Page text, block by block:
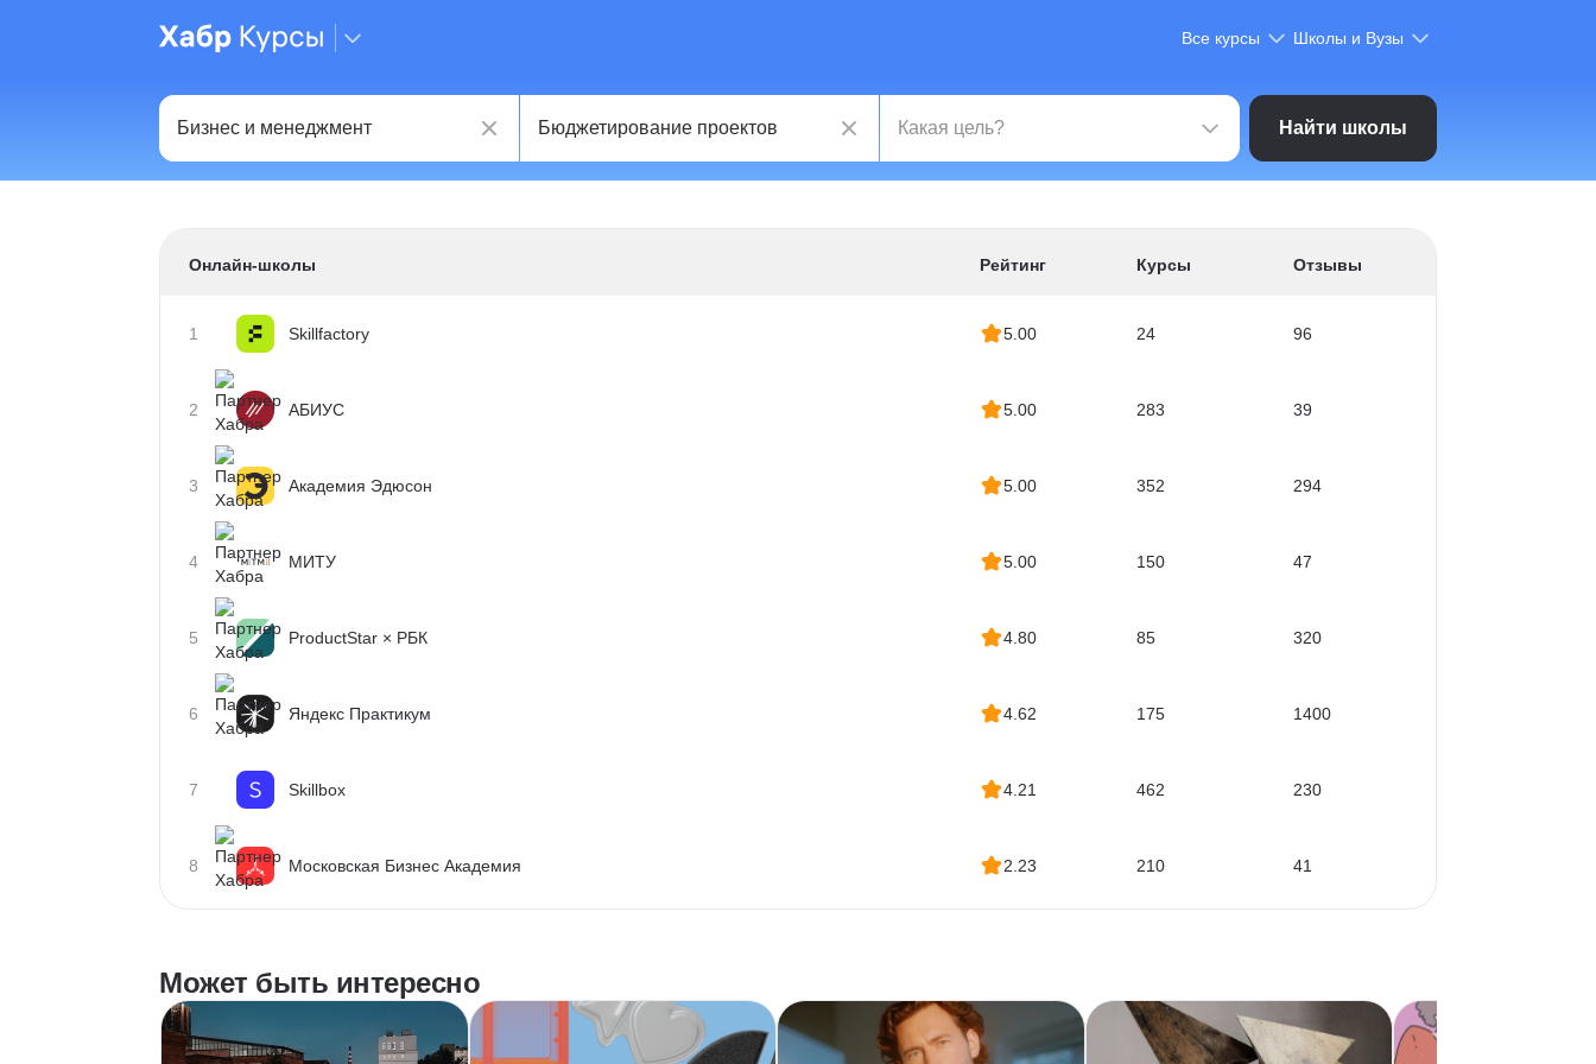
Все курсы Школы и Вузы
Найти школы
Онлайн-школы Рейтинг Курсы Отзывы
1 Skillfactory 5.00 24 96
2 АБИУС 5.00 283 39
3 Академия Эдюсон 5.00 352 294
4 МИТУ 5.00 150 47
5 ProductStar × РБК 4.80 85 320
6 Яндекс Практикум 4.62 175 1400
7 Skillbox 4.21 462 230
8 Московская Бизнес Академия 2.23 210 41
Может быть интересно